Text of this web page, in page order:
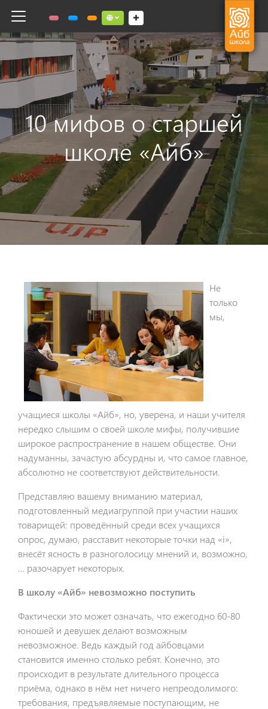
Toggle navigation Social links dropdown button
10 мифов о старшей
школе «Айб»
Не
только
мы,
учащиеся школы «Айб», но, уверена, и наши учителя
нередко слышим о своей школе мифы, получившие
широкое распространение в нашем обществе. Они
надуманны, зачастую абсурдны и, что самое главное,
абсолютно не соответствуют действительности.
Представляю вашему вниманию материал,
подготовленный медиагруппой при участии наших
товарищей: проведённый среди всех учащихся
опрос, думаю, расставит некоторые точки над «i»,
внесёт ясность в разноголосицу мнений и, возможно,
… разочарует некоторых.
В школу «Айб» невозможно поступить
Фактически это может означать, что ежегодно 60-80
юношей и девушек делают возможным
невозможное. Ведь каждый год айбовцами
становится именно столько ребят. Конечно, это
происходит в результате длительного процесса
приёма, однако в нём нет ничего непреодолимого:
требования, предъявляемые поступающим, не